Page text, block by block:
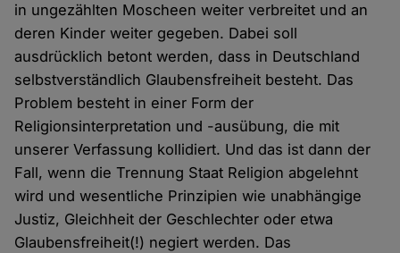
in ungezählten Moscheen weiter verbreitet und an
deren Kinder weiter gegeben. Dabei soll
ausdrücklich betont werden, dass in Deutschland
selbstverständlich Glaubensfreiheit besteht. Das
Problem besteht in einer Form der
Religionsinterpretation und -ausübung, die mit
unserer Verfassung kollidiert. Und das ist dann der
Fall, wenn die Trennung Staat Religion abgelehnt
wird und wesentliche Prinzipien wie unabhängige
Justiz, Gleichheit der Geschlechter oder etwa
Glaubensfreiheit(!) negiert werden. Das